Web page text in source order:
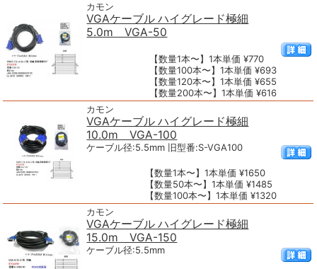
カモン
VGAケーブル ハイグレード極細
5.0m VGA-50
【数量1本〜】1本単価 ¥770
【数量100本〜】1本単価 ¥693
【数量120本〜】1本単価 ¥655
【数量200本〜】1本単価 ¥616
カモン
VGAケーブル ハイグレード極細
10.0m VGA-100
ケーブル径:5.5mm 旧型番:S-VGA100
【数量1本〜】1本単価 ¥1650
【数量50本〜】1本単価 ¥1485
【数量100本〜】1本単価 ¥1320
カモン
VGAケーブル ハイグレード極細
15.0m VGA-150
ケーブル径:5.5mm